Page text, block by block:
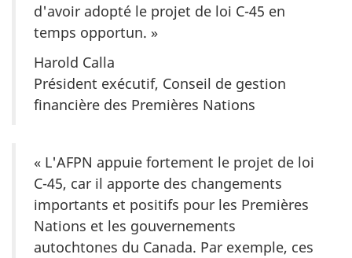
d'avoir adopté le projet de loi C-45 en
temps opportun. »
Harold Calla
Président exécutif, Conseil de gestion
financière des Premières Nations
« L'AFPN appuie fortement le projet de loi
C-45, car il apporte des changements
importants et positifs pour les Premières
Nations et les gouvernements
autochtones du Canada. Par exemple, ces